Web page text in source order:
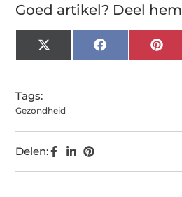
Goed artikel? Deel
X
(Twitter)
Facebook
Tags:
Gezondheid
Delen: